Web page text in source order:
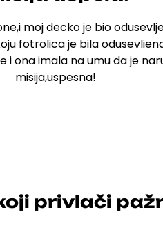
moj decko je bio
fotrolica je bila
i ona imala na umu da je
misija,uspesna!
privlači